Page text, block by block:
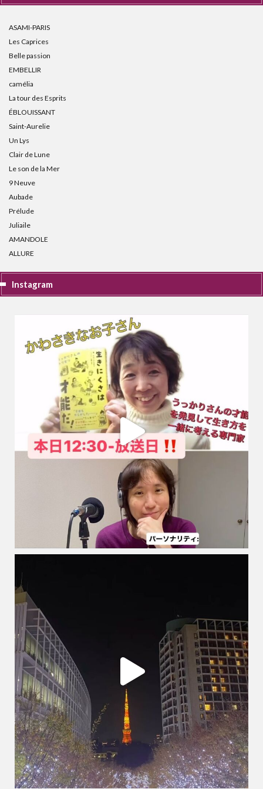
ASAMI-PARIS
Les Caprices
Belle passion
EMBELLIR
camélia
La tour des Esprits
ÉBLOUISSANT
Saint-Aurelie
Un Lys
Clair de Lune
Le son de la Mer
9 Neuve
Aubade
Prélude
Juliaile
AMANDOLE
ALLURE
Instagram